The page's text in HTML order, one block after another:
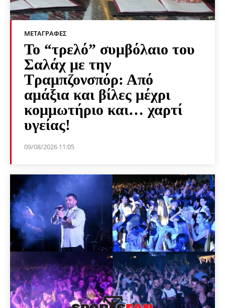
ΜΕΤΑΓΡΑΦΈΣ
Το “τρελό” συμβόλαιο του
Σαλάχ με την
Τραμπζονσπόρ: Από
αμάξια και βίλες μέχρι
κομμωτήριο και… χαρτί
υγείας!
09/08/2026 11:05